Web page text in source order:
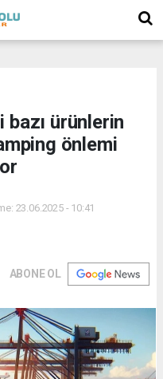
bazı ürünlerin
önlemi
23.06.2025 - 10:41
ABONE OL